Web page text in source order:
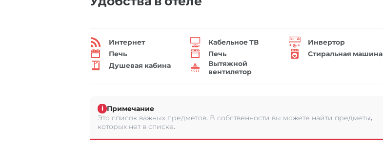
Интернет Кабельное ТВ
Инвертор
Печь
Печь
Стиральная машина
Душевая кабина
Вытяжной
вентилятор
i Примечание
Это список важных предметов. В собственности вы можете найти предметы,
которых нет в списке.